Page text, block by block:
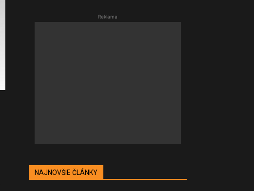
Reklama
NAJNOVŠIE ČLÁNKY